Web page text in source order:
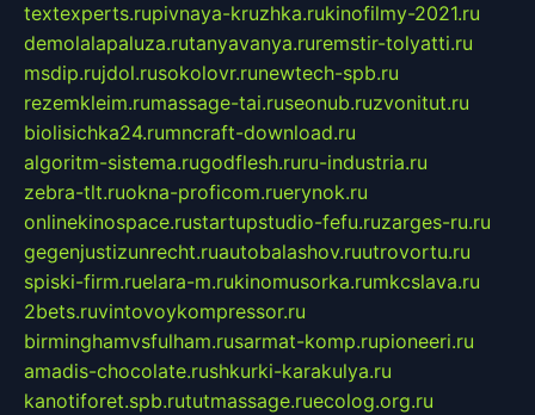
textexperts.rupivnaya-kruzhka.rukinofilmy-2021.ru
demolalapaluza.rutanyavanya.ruremstir-tolyatti.ru
msdip.rujdol.rusokolovr.runewtech-spb.ru
rezemkleim.rumassage-tai.ruseonub.ruzvonitut.ru
biolisichka24.rumncraft-download.ru
algoritm-sistema.rugodflesh.ruru-industria.ru
zebra-tlt.ruokna-proficom.ruerynok.ru
onlinekinospace.rustartupstudio-fefu.ruzarges-ru.ru
gegenjustizunrecht.ruautobalashov.ruutrovortu.ru
spiski-firm.ruelara-m.rukinomusorka.rumkcslava.ru
2bets.ruvintovoykompressor.ru
birminghamvsfulham.rusarmat-komp.rupioneeri.ru
amadis-chocolate.rushkurki-karakulya.ru
kanotiforet.spb.rututmassage.ruecolog.org.ru